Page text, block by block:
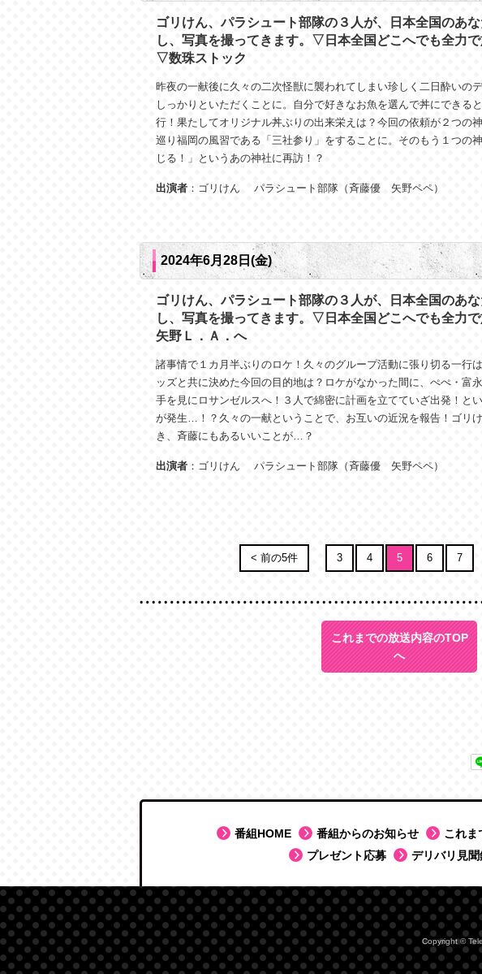
ゴリけん、パラシュート部隊の３人が、日本全国のあ
し、写真を撮ってきます。▽日本全国どこへでも全力
▽数珠ストック
昨夜の一献後に久々の二次怪獣に襲われてしまい珍しく二日酔いの
しっかりといただくことに。自分で好きなお魚を選んで丼にできる
行！果たしてオリジナル丼ぶりの出来栄えは？今回の依頼が２つの
巡り福岡の風習である「三社参り」をすることに。そのもう１つの
じる！」というあの神社に再訪！？
出演者 ：ゴリけん パラシュート部隊（斉藤優 矢野ペペ）
2024年6月28日(金)
ゴリけん、パラシュート部隊の３人が、日本全国のあ
し、写真を撮ってきます。▽日本全国どこへでも全力
矢野Ｌ．Ａ．へ
諸事情で１カ月半ぶりのロケ！久々のグループ活動に張り切る一行
ッズと共に決めた今回の目的地は？ロケがなかった間に、ぺぺ・富
手を見にロサンゼルスへ！３人で綿密に計画を立てていざ出発！と
が発生…！？久々の一献ということで、お互いの近況を報告！ゴリ
き、斉藤にもあるいいことが…？
出演者 ：ゴリけん パラシュート部隊（斉藤優 矢野ペペ）
< 前の5件 3 4 5 6 7
これまでの放送内容のTOP
へ
番組HOME 番組からのお知らせ これま
プレゼント応募
デリバリ見聞
Copyright ©